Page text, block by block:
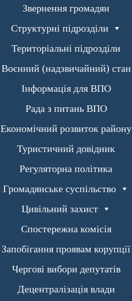
Звернення громадян
Структурні підрозділи
Територіальні підрозділи
Воєнний (надзвичайний) стан
Інформація для ВПО
Рада з питань ВПО
Економічний розвиток району
Туристичний довідник
Регуляторна політика
Громадянське суспільство
Цивільний захист
Спостережна комісія
Запобігання проявам корупції
Чергові вибори депутатів
Децентралізація влади